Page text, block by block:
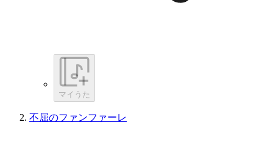
マイうた
不屈のファンファーレ